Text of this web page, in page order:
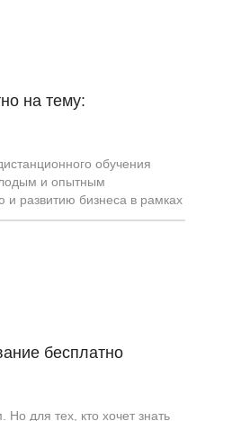
на тему:
обучения
и опытным
и развитию бизнеса в рамках
бесплатно
для тех, кто хочет знать